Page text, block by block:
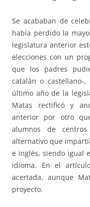
Se acababan de
había perdido la
legislatura anterior
elecciones con un
que los padres
catalán o castellano-
último año de la
Matas rectificó y
anterior por otro
alumnos de
alternativo que
e inglés, siendo igual
idioma. En el
acertada, aunque
proyecto.